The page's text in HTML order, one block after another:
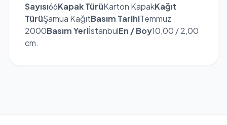
Sayısı66Kapak TürüKarton KapakKağıt
TürüŞamua KağıtBasım TarihiTemmuz
2000Basım YeriİstanbulEn / Boy10,00 / 2,00
cm.